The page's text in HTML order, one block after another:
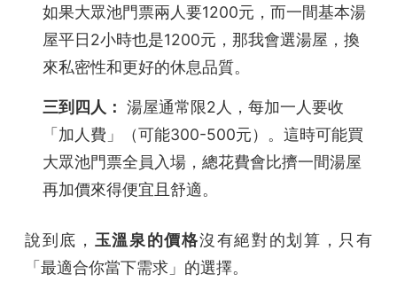
如果大眾池門票兩人要1200元，而一間基本湯
屋平日2小時也是1200元，那我會選湯屋，換
來私密性和更好的休息品質。
三到四人： 湯屋通常限2人，每加一人要收
「加人費」（可能300-500元）。這時可能買
大眾池門票全員入場，總花費會比擠一間湯屋
再加價來得便宜且舒適。
說到底， 玉溫泉的價格沒有絕對的划算，只有
「最適合你當下需求」的選擇。